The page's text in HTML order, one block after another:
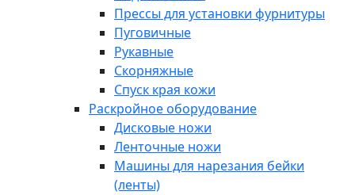
Прессы для установки фурнитуры
Пуговичные
Рукавные
Скорняжные
Спуск края кожи
Раскройное оборудование
Дисковые ножи
Ленточные ножи
Машины для нарезания бейки
(ленты)